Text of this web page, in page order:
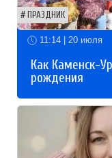
ПРАЗДНИК
11:14 | 20 июля
Как Каменск-
рождения